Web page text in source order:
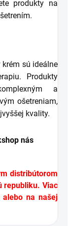
produkty na
sú ideálne
Produkty
a
ošetreniam,
kvality.
nás
distribútorom
republiku. Viac
alebo na našej